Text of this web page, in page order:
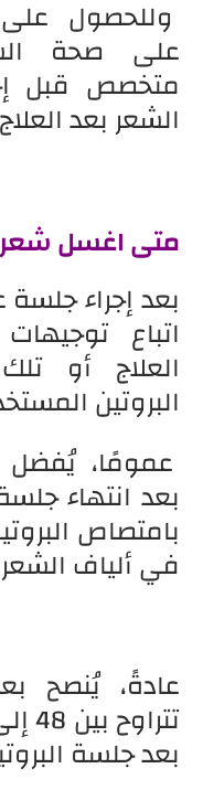
وللحصول
على صحة
متخصص قبل
الشعر بعد العلاج
متى اغسل شعري
بعد إجراء جلسة
اتباع
العلاج أو
البروتين
عمومًا،
بعد انتهاء
بامتصاص
في ألياف الشعر.
عادةً، يُنصح
بعد جلسة